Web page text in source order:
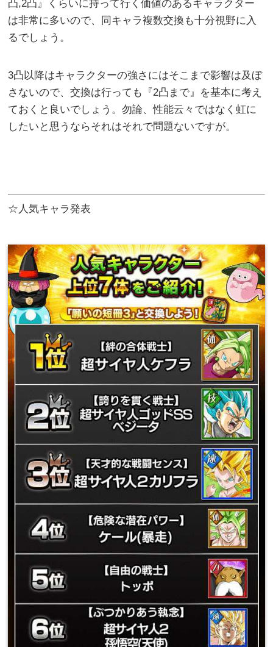
凸,2凸』くらいに持って行く価値のあるキャラクター
は非常に多いので、同キャラ複数交換も十分視野に入
るでしょう。
3凸以降はキャラクターの強さにはそこまで影響は及ぼ
さないので、交換は行っても『2凸まで』を基本に考え
ておくと良いでしょう。勿論、性能云々ではなく虹に
したいと思うならそれはそれで問題ないですが。
☆人気キャラ発表